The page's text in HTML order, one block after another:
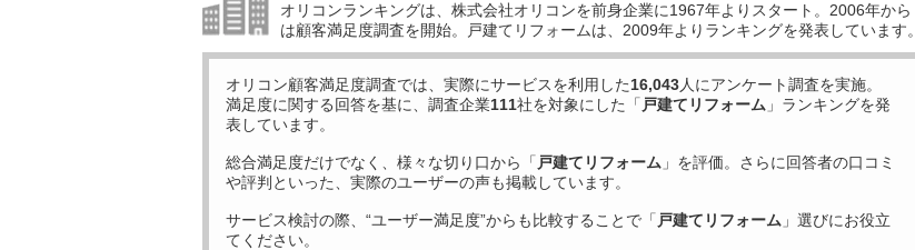
オリコンランキングは、株式会社オリコンを前身企業に1967年よりスタート。2006年から
は顧客満足度調査を開始。戸建てリフォームは、2009年よりランキングを発表しています。
オリコン顧客満足度調査では、実際にサービスを利用した16,043人にアンケート調査を実施。
満足度に関する回答を基に、調査企業111社を対象にした「 戸建てリフォーム 」ランキングを発
表しています。
総合満足度だけでなく、様々な切り口から「 戸建てリフォーム 」を評価。さらに回答者の口コミ
や評判といった、実際のユーザーの声も掲載しています。
サービス検討の際、“ユーザー満足度”からも比較することで「 戸建てリフォーム 」選びにお役立
てください。